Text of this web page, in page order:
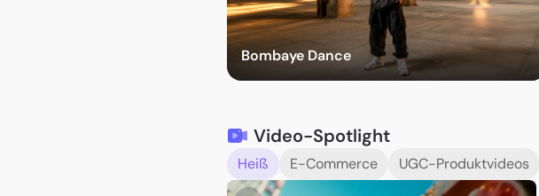
Effekte ausprobieren
Bombaye Dance
Video-Spotlight
Heiß E-Commerce UGC-Produktvideos